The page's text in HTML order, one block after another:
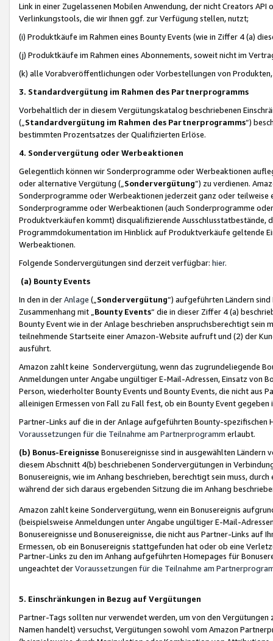
Link in einer Zugelassenen Mobilen Anwendung, der nicht Creators
Verlinkungstools, die wir Ihnen ggf. zur Verfügung stellen, nutzt;
(i) Produktkäufe im Rahmen eines Bounty Events (wie in Ziffer 4 (a)
(j) Produktkäufe im Rahmen eines Abonnements, soweit nicht im
(k) alle Vorabveröffentlichungen oder Vorbestellungen von
3. Standardvergütung im Rahmen des Partnerprogramms
Vorbehaltlich der in diesem Vergütungskatalog beschriebenen
(„ Standardvergütung im Rahmen des Partnerprogramms“)
bestimmten Prozentsatzes der Qualifizierten Erlöse.
4. Sondervergütung oder Werbeaktionen
Gelegentlich können wir Sonderprogramme oder Werbeaktionen
oder alternative Vergütung („ Sondervergütung”) zu verdienen.
Sonderprogramme oder Werbeaktionen jederzeit ganz oder
Sonderprogramme oder Werbeaktionen (auch Sonderprogramme
Produktverkäufen kommt) disqualifizierende Ausschlusstatbestände,
Programmdokumentation im Hinblick auf Produktverkäufe geltende
Werbeaktionen.
Folgende Sondervergütungen sind derzeit verfügbar: hier.
(a) Bounty Events
In den in derAnlage („ Sondervergütung“) aufgeführten Ländern
Zusammenhang mit „ Bounty Events“ die in dieser Ziffer 4 (a)
Bounty Event wie in der Anlage beschrieben anspruchsberechtigt sein
teilnehmende Startseite einer Amazon-Website aufruft und (2) der
ausführt.
Amazon zahlt keine Sondervergütung, wenn das zugrundeliegende
Anmeldungen unter Angabe ungültiger E-Mail-Adressen, Einsatz von
Person, wiederholter Bounty Events und Bounty Events, die nicht
alleinigen Ermessen von Fall zu Fall fest, ob ein Bounty Event
Partner-Links auf die in der Anlage aufgeführten Bounty-spezifischen
Voraussetzungen für die Teilnahme am Partnerprogramm erlaubt.
(b) Bonus-Ereignisse Bonusereignisse sind in ausgewählten Ländern
diesem Abschnitt 4(b) beschriebenen Sondervergütungen in
Bonusereignis, wie im Anhang beschrieben, berechtigt sein muss,
während der sich daraus ergebenden Sitzung die im Anhang
Amazon zahlt keine Sondervergütung, wenn ein Bonusereignis
(beispielsweise Anmeldungen unter Angabe ungültiger E-Mail-
Bonusereignisse und Bonusereignisse, die nicht aus Partner-Links auf
Ermessen, ob ein Bonusereignis stattgefunden hat oder ob eine
Partner-Links zu den im Anhang aufgeführten Homepages für
ungeachtet derVoraussetzungen für die Teilnahme am
5. Einschränkungen in Bezug auf Vergütungen
Partner-Tags sollten nur verwendet werden, um von den
Namen handelt) versuchst, Vergütungen sowohl vom Amazon